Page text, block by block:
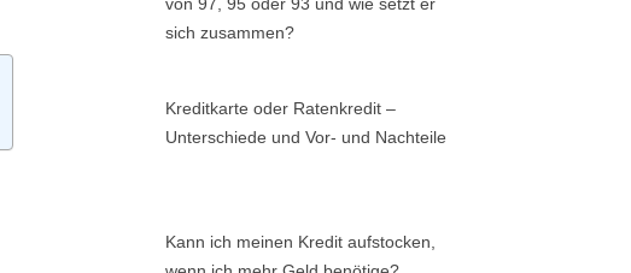
von 97, 95 oder 93 und wie setzt er
sich zusammen?
Kreditkarte oder Ratenkredit –
Unterschiede und Vor- und Nachteile
Kann ich meinen Kredit aufstocken,